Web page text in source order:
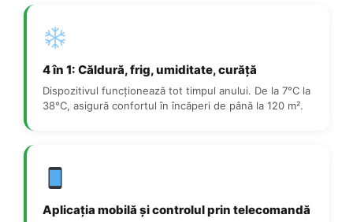
4 în 1: Căldură, frig, umiditate, curăță
Dispozitivul funcționează tot timpul anului. De la 7°C la
38°C, asigură confortul în încăperi de până la 120 m².
Aplicația mobilă și controlul prin telecomandă